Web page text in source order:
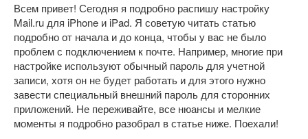
Всем привет! Сегодня я подробно распишу настройку
Mail.ru для iPhone и iPad. Я советую читать статью
подробно от начала и до конца, чтобы у вас не было
проблем с подключением к почте. Например, многие при
настройке используют обычный пароль для учетной
записи, хотя он не будет работать и для этого нужно
завести специальный внешний пароль для сторонних
приложений. Не переживайте, все нюансы и мелкие
моменты я подробно разобрал в статье ниже. Поехали!